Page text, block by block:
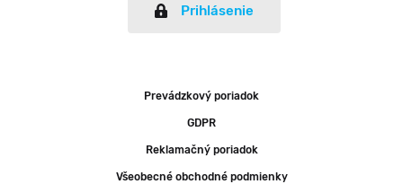
Prihlásenie
Prevádzkový poriadok
GDPR
Reklamačný poriadok
Všeobecné obchodné podmienky